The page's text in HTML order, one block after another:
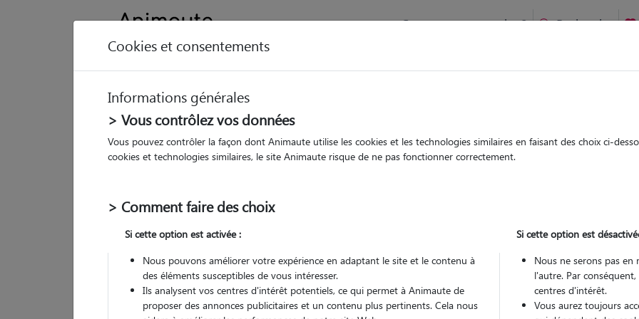
Comment ça marche ? Recherche
Morgane
Cookies et consentements
Informations générales
> Vous contrôlez vos données
Vous pouvez contrôler la façon dont Animaute utilise les cookies et les technologies similaires en faisant des choix ci-
cookies et technologies similaires, le site Animaute risque de ne pas fonctionner correctement.
> Comment faire des choix
Si cette option est activée :
Nous pouvons améliorer votre expérience en adaptant le site et le contenu à
des éléments susceptibles de vous intéresser.
Ils analysent vos centres d'intérêt potentiels, ce qui permet à Animaute de
proposer des annonces publicitaires et un contenu plus pertinents. Cela nous
Si cette option est
Nous ne serons pas en
l'autre. Par
centres d'intérêt.
Vous aurez toujours